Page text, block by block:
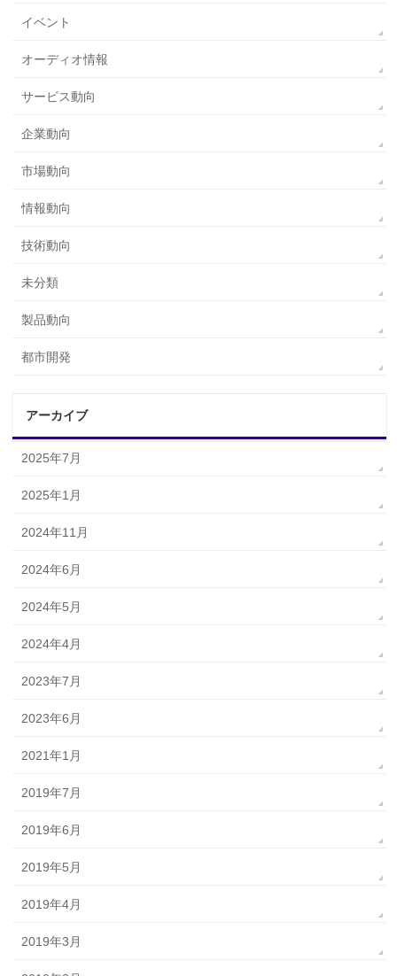
イベント
オーディオ情報
サービス動向
企業動向
市場動向
情報動向
技術動向
未分類
製品動向
都市開発
アーカイブ
2025年7月
2025年1月
2024年11月
2024年6月
2024年5月
2024年4月
2023年7月
2023年6月
2021年1月
2019年7月
2019年6月
2019年5月
2019年4月
2019年3月